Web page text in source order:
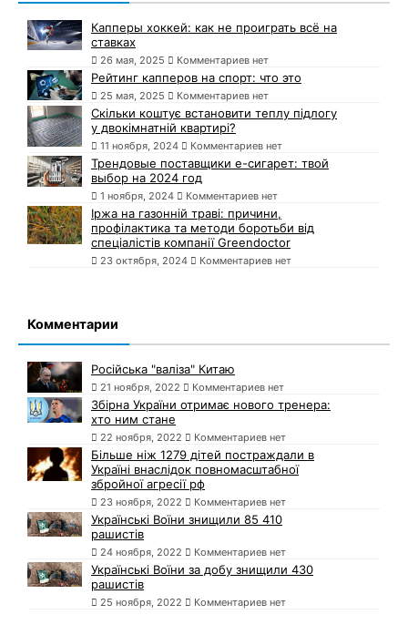
Капперы хоккей: как не проиграть всё на
ставках
26 мая, 2025 Комментариев нет
Рейтинг капперов на спорт: что это
25 мая, 2025 Комментариев нет
Скільки коштує встановити теплу підлогу
у двокімнатній квартирі?
11 ноября, 2024 Комментариев нет
Трендовые поставщики e-сигарет: твой
выбор на 2024 год
1 ноября, 2024 Комментариев нет
Іржа на газонній траві: причини,
профілактика та методи боротьби від
спеціалістів компанії Greendoctor
23 октября, 2024 Комментариев нет
Комментарии
Російська "валіза" Китаю
21 ноября, 2022 Комментариев нет
Збірна України отримає нового тренера:
хто ним стане
22 ноября, 2022 Комментариев нет
Більше ніж 1279 дітей постраждали в
Україні внаслідок повномасштабної
збройної агресії рф
23 ноября, 2022 Комментариев нет
Українські Воїни знищили 85 410
рашистів
24 ноября, 2022 Комментариев нет
Українські Воїни за добу знищили 430
рашистів
25 ноября, 2022 Комментариев нет